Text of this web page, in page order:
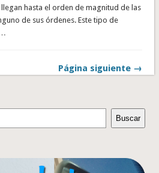
hasta el orden de magnitud de las
de sus órdenes. Este tipo de
Página siguiente →
Buscar